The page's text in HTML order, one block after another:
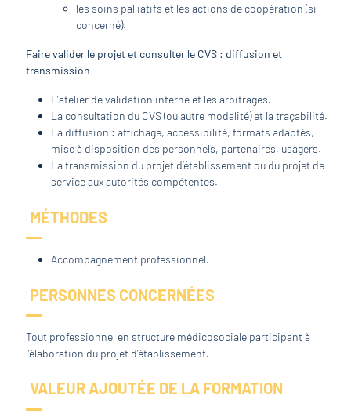
les soins palliatifs et les actions de coopération (si
concerné).
Faire valider le projet et consulter le CVS : diffusion et
transmission
L’atelier de validation interne et les arbitrages.
La consultation du CVS (ou autre modalité) et la traçabilité.
La diffusion : affichage, accessibilité, formats adaptés,
mise à disposition des personnels, partenaires, usagers.
La transmission du projet d’établissement ou du projet de
service aux autorités compétentes.
MÉTHODES
Accompagnement professionnel.
PERSONNES CONCERNÉES
Tout professionnel en structure médicosociale participant à
l’élaboration du projet d’établissement.
VALEUR AJOUTÉE DE LA FORMATION